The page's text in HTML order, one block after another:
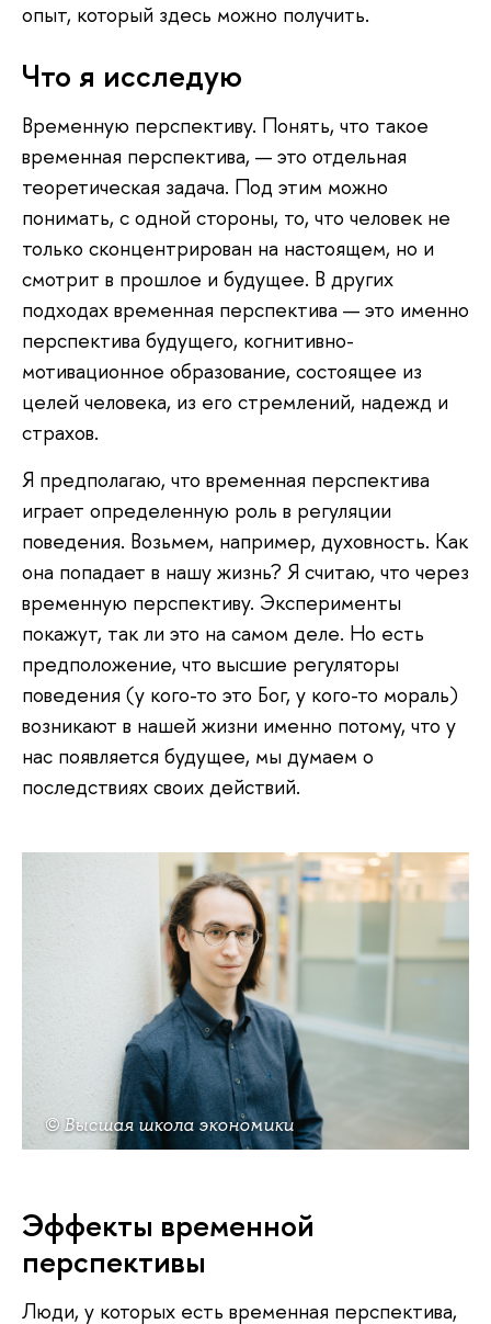
опыт, который здесь можно получить.
Что я исследую
Временную перспективу. Понять, что такое
временная перспектива, — это отдельная
теоретическая задача. Под этим можно
понимать, с одной стороны, то, что человек не
только сконцентрирован на настоящем, но и
смотрит в прошлое и будущее. В других
подходах временная перспектива — это именно
перспектива будущего, когнитивно-
мотивационное образование, состоящее из
целей человека, из его стремлений, надежд и
страхов.
Я предполагаю, что временная перспектива
играет определенную роль в регуляции
поведения. Возьмем, например, духовность. Как
она попадает в нашу жизнь? Я считаю, что через
временную перспективу. Эксперименты
покажут, так ли это на самом деле. Но есть
предположение, что высшие регуляторы
поведения (у кого-то это Бог, у кого-то мораль)
возникают в нашей жизни именно потому, что у
нас появляется будущее, мы думаем о
последствиях своих действий.
© Высшая школа экономики
Эффекты временной
перспективы
Люди, у которых есть временная перспектива,